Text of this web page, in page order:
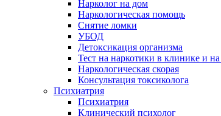
Нарколог на дом
Наркологическая помощь
Снятие ломки
УБОД
Детоксикация организма
Тест на наркотики в клинике и
Наркологическая скорая
Консультация токсиколога
Психиатрия
Психиатрия
Клинический психолог